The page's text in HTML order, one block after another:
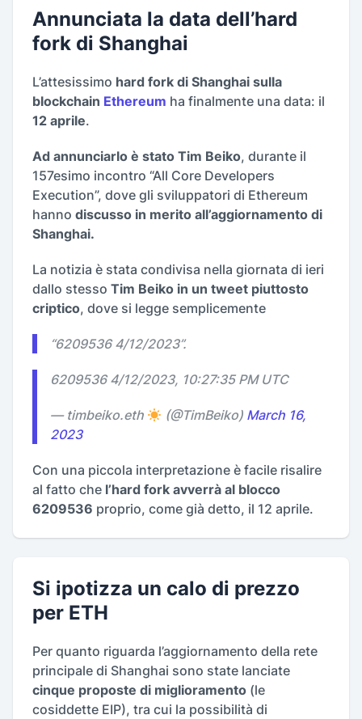
Annunciata la data dell’hard
fork di Shanghai
L’attesissimo hard fork di Shanghai sulla
blockchain Ethereum ha finalmente una data: il
12 aprile.
Ad annunciarlo è stato Tim Beiko, durante il
157esimo incontro “All Core Developers
Execution”, dove gli sviluppatori di Ethereum
hanno discusso in merito all’aggiornamento di
Shanghai.
La notizia è stata condivisa nella giornata di ieri
dallo stesso Tim Beiko in un tweet piuttosto
criptico, dove si legge semplicemente
“6209536 4/12/2023”.
6209536 4/12/2023, 10:27:35 PM UTC
— timbeiko.eth (@TimBeiko) March 16,
2023
Con una piccola interpretazione è facile risalire
al fatto che l’hard fork avverrà al blocco
6209536 proprio, come già detto, il 12 aprile.
Si ipotizza un calo di prezzo
per ETH
Per quanto riguarda l’aggiornamento della rete
principale di Shanghai sono state lanciate
cinque proposte di miglioramento (le
cosiddette EIP), tra cui la possibilità di